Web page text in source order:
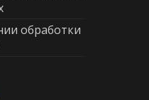
обработки